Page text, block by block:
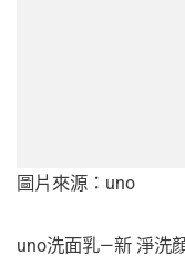
圖片來源：uno
uno洗面乳—新 淨洗